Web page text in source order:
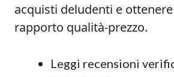
acquisti deludenti e
rapporto qualità-prezzo.
Leggi recensioni